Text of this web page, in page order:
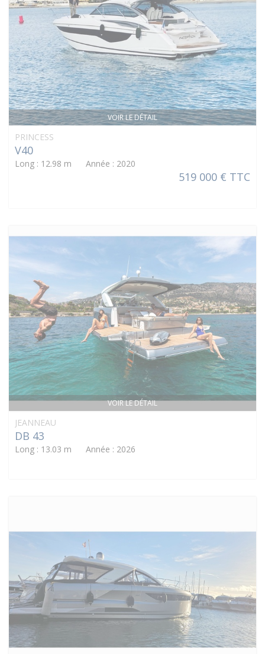
VOIR LE DÉTAIL
PRINCESS
V40
Long : 12.98 m Année : 2020
519 000 € TTC
VOIR LE DÉTAIL
JEANNEAU
DB 43
Long : 13.03 m Année : 2026